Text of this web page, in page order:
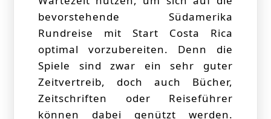
bevorstehende Südamerika
Rundreise mit Start Costa Rica
optimal vorzubereiten. Denn die
Spiele sind zwar ein sehr guter
Zeitvertreib, doch auch Bücher,
Zeitschriften oder Reiseführer
können dabei genützt werden.